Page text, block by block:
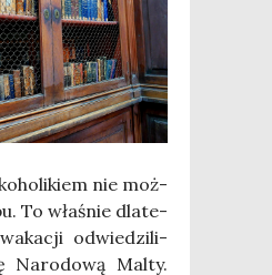
nie moż­
To wła­śnie dla­te­
odwie­dzi­li­
Naro­do­wą Mal­ty.